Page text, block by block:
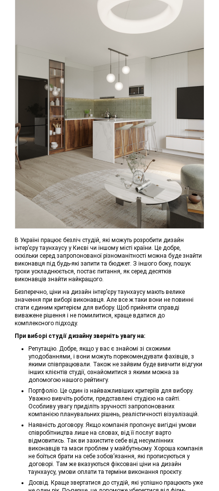
В Україні працює безліч студій, які можуть розробити дизайн
інтер’єру таунхаусу у Києві чи іншому місті країни. Це добре,
оскільки серед запропонованої різноманітності можна буде знайти
виконавця під будь-які запити та бюджет. З іншого боку, пошук
трохи ускладнюється, постає питання, як серед десятків
виконавців знайти найкращого.
Безперечно, ціни на дизайн інтер’єру таунхаусу мають велике
значення при виборі виконавця. Але все ж таки вони не повинні
стати єдиним критерієм для вибору. Щоб прийняти справді
виважене рішення і не помилитися, краще вдатися до
комплексного підходу.
При виборі студії дизайну зверніть увагу на:
Репутацію. Добре, якщо у вас є знайомі зі схожими
уподобаннями, і вони можуть порекомендувати фахівців, з
якими співпрацювали. Також не зайвим буде вивчити відгуки
інших клієнтів студії, ознайомитися з якими можна за
допомогою нашого рейтингу.
Портфоліо. Це один із найважливіших критеріїв для вибору.
Уважно вивчіть роботи, представлені студією на сайті.
Особливу увагу приділіть зручності запропонованих
компанією планувальних рішень, реалістичності візуалізацій.
Наявність договору. Якщо компанія пропонує вигідні умови
співробітництва лише на словах, від її послуг варто
відмовитись. Так ви захистите себе від несумлінних
виконавців та маси проблем у майбутньому. Хороша компанія
не боїться брати на себе зобов’язання, які прописуються у
договорі. Там же вказуються фіксовані ціни на дизайн
таунхаусу, умови оплати та терміни виконання проєкту.
Досвід. Краще звертатися до студій, які успішно працюють уже